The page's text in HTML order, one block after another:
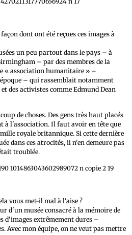
dont ont été reçues ces images à
un peu partout dans le pays – à
– par des membres de la
« association humanitaire » –
– qui rassemblait notamment
des activistes comme Edmund Dean
de choses. Des gens très haut placés
à l'association. Il faut avoir en tête que
royale britannique. Si cette dernière
dans ces atrocités, il n'en demeure pas
troublée.
vous met-il mal à l'aise ?
d'un musée consacré à la mémoire de
d'images extrêmement dures –
Avec mon équipe, on ne veut pas mettre